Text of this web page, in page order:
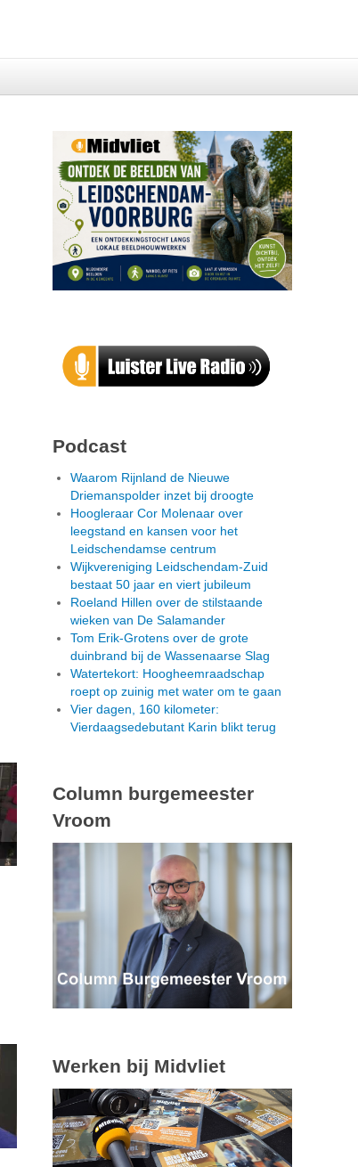
Podcast
Waarom Rijnland de Nieuwe
Driemanspolder inzet bij droogte
Hoogleraar Cor Molenaar over
leegstand en kansen voor het
Leidschendamse centrum
Wijkvereniging Leidschendam-Zuid
bestaat 50 jaar en viert jubileum
Roeland Hillen over de stilstaande
wieken van De Salamander
Tom Erik-Grotens over de grote
duinbrand bij de Wassenaarse Slag
Watertekort: Hoogheemraadschap
roept op zuinig met water om te gaan
Vier dagen, 160 kilometer:
Vierdaagsedebutant Karin blikt terug
Column burgemeester
Vroom
Werken bij Midvliet